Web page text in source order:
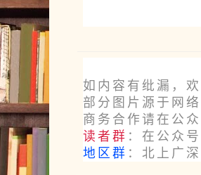
如内容有纰漏，
部分图片源于网
商务合作请在公
读者群 ：在公众
地区群 ：北上广